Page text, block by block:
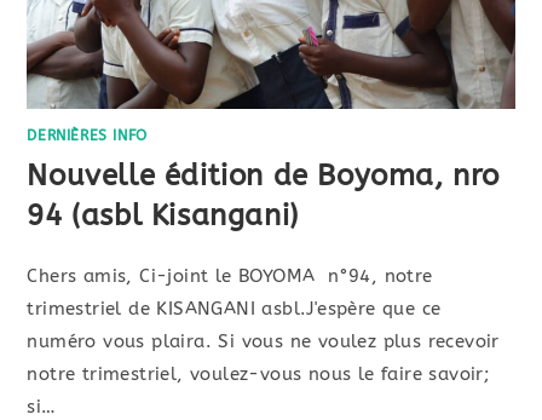
DERNIÈRES INFO
Nouvelle édition de Boyoma, nro
94 (asbl Kisangani)
Chers amis, Ci-joint le BOYOMA n°94, notre
trimestriel de KISANGANI asbl.J'espère que ce
numéro vous plaira. Si vous ne voulez plus recevoir
notre trimestriel, voulez-vous nous le faire savoir;
si…